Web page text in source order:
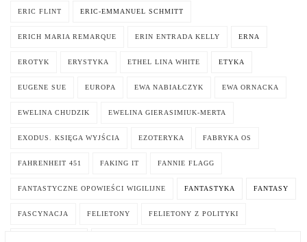
ERIC FLINT ERIC-EMMANUEL SCHMITT
ERICH MARIA REMARQUE ERIN ENTRADA KELLY ERNA
EROTYK ERYSTYKA ETHEL LINA WHITE ETYKA
EUGENE SUE EUROPA EWA NABIAŁCZYK EWA ORNACKA
EWELINA CHUDZIK EWELINA GIERASIMIUK-MERTA
EXODUS. KSIĘGA WYJŚCIA EZOTERYKA FABRYKA OS
FAHRENHEIT 451 FAKING IT FANNIE FLAGG
FANTASTYCZNE OPOWIEŚCI WIGILIJNE FANTASTYKA FANTASY
FASCYNACJA FELIETONY FELIETONY Z POLITYKI